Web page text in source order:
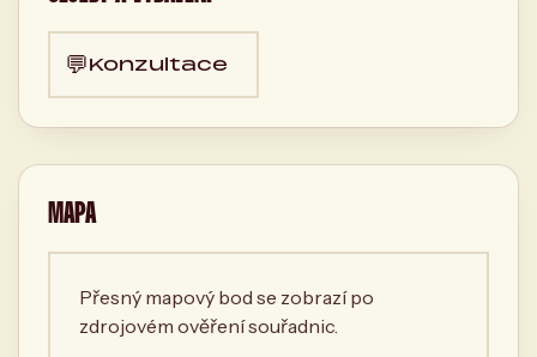
💬Konzultace
MAPA
Přesný mapový bod se zobrazí po
zdrojovém ověření souřadnic.